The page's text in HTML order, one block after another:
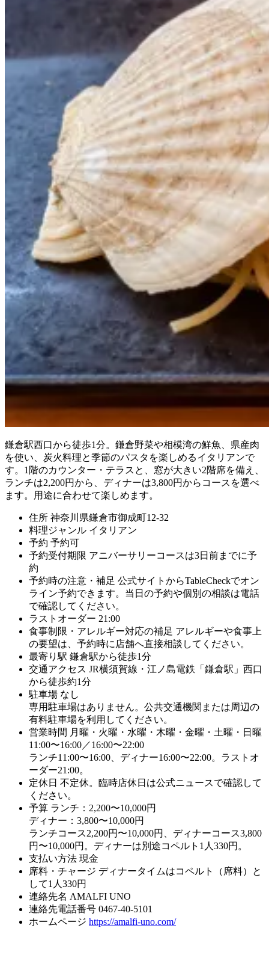
鎌倉駅西口から徒歩1分。鎌倉野菜や相模湾の鮮魚、県産肉
を使い、炭火料理と季節のパスタを楽しめるイタリアンで
す。1階のカウンター・テラスと、窓が大きい2階席を備え、
ランチは2,200円から、ディナーは3,800円からコースを選べ
ます。用途に合わせて楽しめます。
住所 神奈川県鎌倉市御成町12-32
料理ジャンル イタリアン
予約 予約可
予約受付期限 アニバーサリーコースは3日前までに予
約
予約時の注意・補足 公式サイトからTableCheckでオン
ライン予約できます。当日の予約や個別の相談は電話
で確認してください。
ラストオーダー 21:00
食事制限・アレルギー対応の補足 アレルギーや食事上
の要望は、予約時に店舗へ直接相談してください。
最寄り駅 鎌倉駅から徒歩1分
交通アクセス JR横須賀線・江ノ島電鉄「鎌倉駅」西口
から徒歩約1分
駐車場 なし
専用駐車場はありません。公共交通機関または周辺の
有料駐車場を利用してください。
営業時間 月曜・火曜・水曜・木曜・金曜・土曜・日曜
11:00〜16:00／16:00〜22:00
ランチ11:00〜16:00、ディナー16:00〜22:00。ラストオ
ーダー21:00。
定休日 不定休。臨時店休日は公式ニュースで確認して
ください。
予算 ランチ：2,200〜10,000円
ディナー：3,800〜10,000円
ランチコース2,200円〜10,000円、ディナーコース3,800
円〜10,000円。ディナーは別途コペルト1人330円。
支払い方法 現金
席料・チャージ ディナータイムはコペルト（席料）と
して1人330円
連絡先名 AMALFI UNO
連絡先電話番号 0467-40-5101
ホームページ https://amalfi-uno.com/